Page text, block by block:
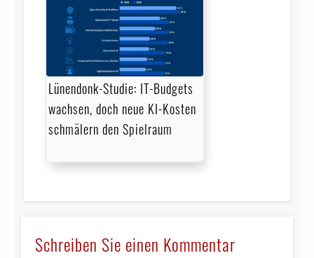
Lünendonk-Studie: IT-Budgets
wachsen, doch neue KI-Kosten
schmälern den Spielraum
Schreiben Sie einen Kommentar